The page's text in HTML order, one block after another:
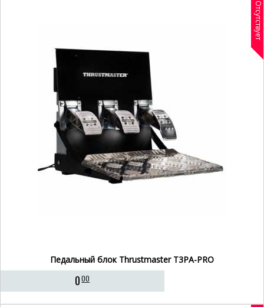
Отсутствует
Педальный блок Thrustmaster T3PA-PRO
000